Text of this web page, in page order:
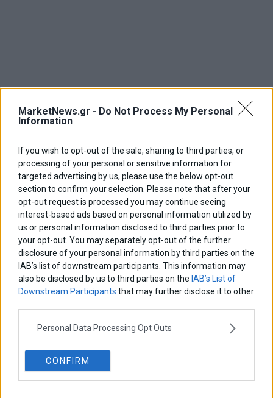
MarketNews.gr - Do Not Process My Personal
Information
If you wish to opt-out of the sale, sharing to third parties, or
processing of your personal or sensitive information for
targeted advertising by us, please use the below opt-out
section to confirm your selection. Please note that after your
opt-out request is processed you may continue seeing
interest-based ads based on personal information utilized by
us or personal information disclosed to third parties prior to
your opt-out. You may separately opt-out of the further
disclosure of your personal information by third parties on the
IAB’s list of downstream participants. This information may
also be disclosed by us to third parties on the IAB’s List of
Downstream Participants that may further disclose it to other
Personal Data Processing Opt Outs
CONFIRM
Ελευθερία Κούρταλη
Οι «τιμωροί» των ομολόγων επέστρεψαν
Εύη Φραγκάκη
Η αληθινή παιδεία ξεκινά από την ψυχή…
Σταματίνα Σταματάκου
Η βία κατά των ζώων δεν αντέχει βολικές ερμηνείες
Δημήτρης Καμπουράκης
Από την αποθέωση στην καταγγελία: Η Ελλάδα πάντα
ψάχνει τον επόμενο Μεσσία
Νικόλαος Φουρτζής